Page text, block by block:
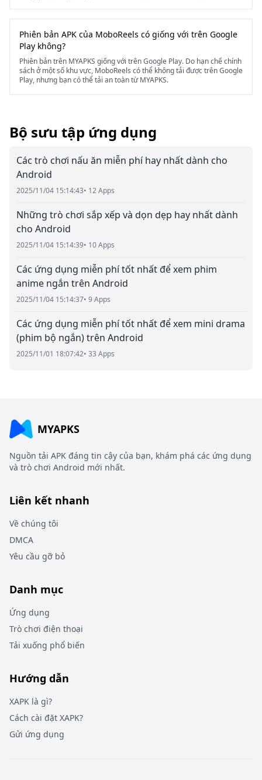
Phiên bản APK của MoboReels có giống với trên Google
Play không?
Phiên bản trên MYAPKS giống với trên Google Play. Do hạn chế chính
sách ở một số khu vực, MoboReels có thể không tải được trên Google
Play, nhưng bạn có thể tải an toàn từ MYAPKS.
Bộ sưu tập ứng dụng
Các trò chơi nấu ăn miễn phí hay nhất dành cho
Android
2025/11/04 15:14:43• 12 Apps
Những trò chơi sắp xếp và dọn dẹp hay nhất dành
cho Android
2025/11/04 15:14:39• 10 Apps
Các ứng dụng miễn phí tốt nhất để xem phim
anime ngắn trên Android
2025/11/04 15:14:37• 9 Apps
Các ứng dụng miễn phí tốt nhất để xem mini drama
(phim bộ ngắn) trên Android
2025/11/01 18:07:42• 33 Apps
MYAPKS
Nguồn tải APK đáng tin cậy của bạn, khám phá các ứng dụng
và trò chơi Android mới nhất.
Liên kết nhanh
Về chúng tôi
DMCA
Yêu cầu gỡ bỏ
Danh mục
Ứng dụng
Trò chơi điện thoại
Tải xuống phổ biến
Hướng dẫn
XAPK là gì?
Cách cài đặt XAPK?
Gửi ứng dụng